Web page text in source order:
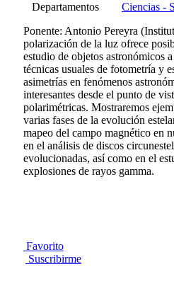
Departamentos
Ciencias -
Ponente: Antonio Pereyra
polarización de la luz ofrece
estudio de objetos astronómicos
técnicas usuales de fotometría y
asimetrías en fenómenos
interesantes desde el punto de
polarimétricas. Mostraremos
varias fases de la evolución
mapeo del campo magnético en
en el análisis de discos
evolucionadas, así como en el
explosiones de rayos gamma.
Favorito
Suscribirme